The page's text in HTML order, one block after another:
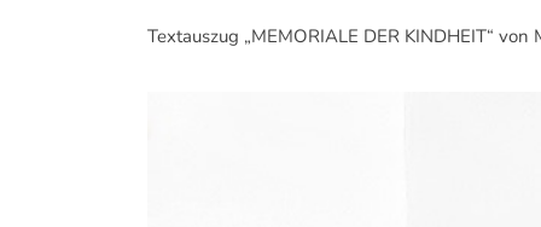
Textauszug „MEMORIALE DER KINDHEIT“